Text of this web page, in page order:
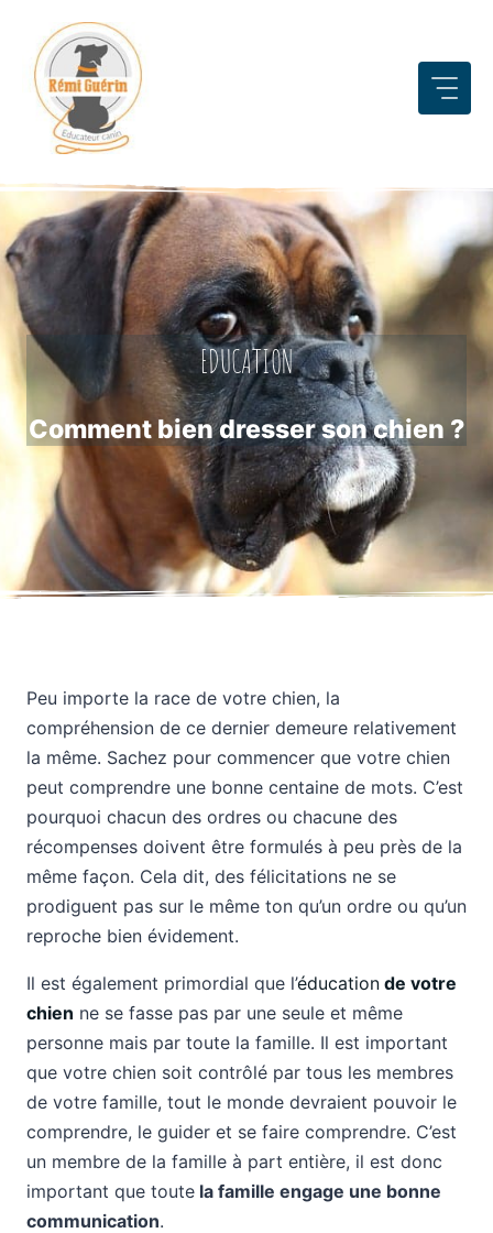
contenu
EDUCATION
Comment bien dresser son chien ?
Peu importe la race de votre chien, la
compréhension de ce dernier demeure relativement
la même. Sachez pour commencer que votre chien
peut comprendre une bonne centaine de mots. C’est
pourquoi chacun des ordres ou chacune des
récompenses doivent être formulés à peu près de la
même façon. Cela dit, des félicitations ne se
prodiguent pas sur le même ton qu’un ordre ou qu’un
reproche bien évidement.
Il est également primordial que l’éducation de votre
chien ne se fasse pas par une seule et même
personne mais par toute la famille. Il est important
que votre chien soit contrôlé par tous les membres
de votre famille, tout le monde devraient pouvoir le
comprendre, le guider et se faire comprendre. C’est
un membre de la famille à part entière, il est donc
important que toute la famille engage une bonne
communication.